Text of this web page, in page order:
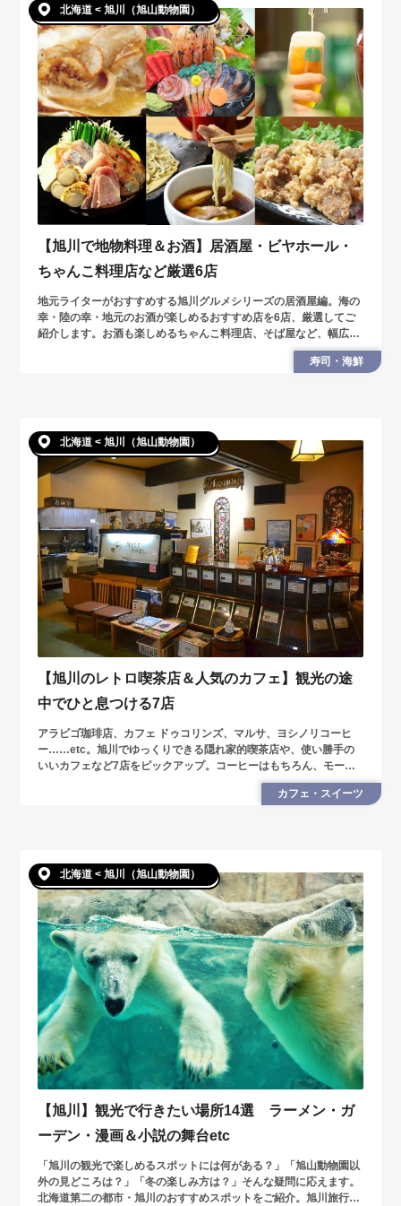
北海道 < 旭川（旭山動物園）
【旭川で地物料理＆お酒】居酒屋・ビヤホール・
ちゃんこ料理店など厳選6店
地元ライターがおすすめする旭川グルメシリーズの居酒屋編。海の
幸・陸の幸・地元のお酒が楽しめるおすすめ店を6店、厳選してご
紹介します。お酒も楽しめるちゃんこ料理店、そば屋など、幅広く
寿司・海鮮
北海道 < 旭川（旭山動物園）
【旭川のレトロ喫茶店＆人気のカフェ】観光の途
中でひと息つける7店
アラビゴ珈琲店、カフェ ドゥコリンズ、マルサ、ヨシノリコーヒ
ー……etc。旭川でゆっくりできる隠れ家的喫茶店や、使い勝手の
いいカフェなど7店をピックアップ。コーヒーはもちろん、モーニ
カフェ・スイーツ
北海道 < 旭川（旭山動物園）
【旭川】観光で行きたい場所14選 ラーメン・ガ
ーデン・漫画＆小説の舞台etc
「旭川の観光で楽しめるスポットには何がある？」「旭山動物園以
外の見どころは？」「冬の楽しみ方は？」そんな疑問に応えます。
北海道第二の都市・旭川のおすすめスポットをご紹介。旭川旅行の